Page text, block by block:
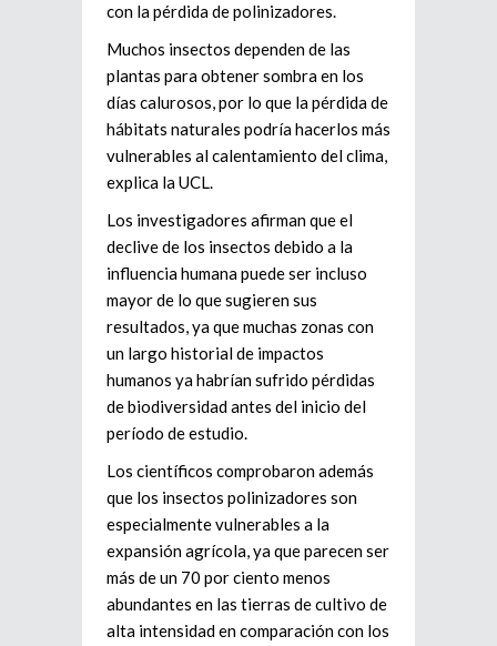
con la pérdida de polinizadores.
Muchos insectos dependen de las
plantas para obtener sombra en los
días calurosos, por lo que la pérdida de
hábitats naturales podría hacerlos más
vulnerables al calentamiento del clima,
explica la UCL.
Los investigadores afirman que el
declive de los insectos debido a la
influencia humana puede ser incluso
mayor de lo que sugieren sus
resultados, ya que muchas zonas con
un largo historial de impactos
humanos ya habrían sufrido pérdidas
de biodiversidad antes del inicio del
período de estudio.
Los científicos comprobaron además
que los insectos polinizadores son
especialmente vulnerables a la
expansión agrícola, ya que parecen ser
más de un 70 por ciento menos
abundantes en las tierras de cultivo de
alta intensidad en comparación con los